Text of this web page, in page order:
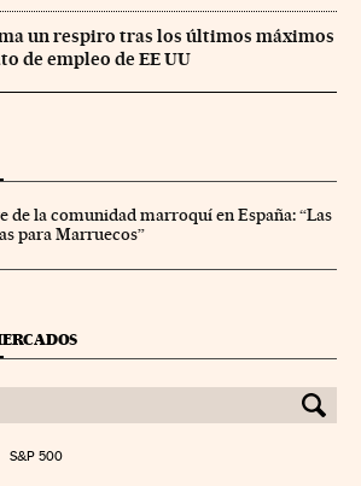
un respiro tras los últimos máximos
de empleo de EE UU
de la comunidad marroquí en España: “Las
para Marruecos”
S&P 500